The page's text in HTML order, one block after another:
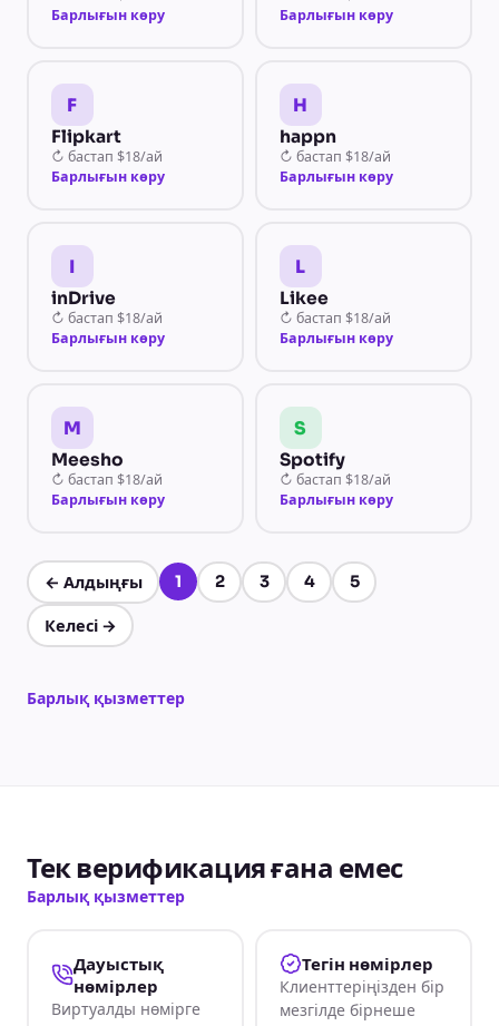
Барлығын көру
Барлығын көру
F
Flipkart
↻ бастап $18/ай
Барлығын көру
H
happn
↻ бастап $18/ай
Барлығын көру
I
inDrive
↻ бастап $18/ай
Барлығын көру
L
Likee
↻ бастап $18/ай
Барлығын көру
M
Meesho
↻ бастап $18/ай
Барлығын көру
S
Spotify
↻ бастап $18/ай
Барлығын көру
← Алдыңғы 1 2 3 4 5
Келесі→
1-бет, барлығы 5
Барлық қызметтер
Тек верификация ғана емес
Барлық қызметтер
Дауыстық
нөмірлер
Виртуалды нөмірге
Тегін нөмірлер
Клиенттеріңізден бір
мезгілде бірнеше